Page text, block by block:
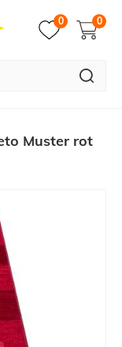
0 0
Muster rot